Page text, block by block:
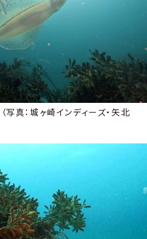
真：城ヶ崎インディーズ・矢北